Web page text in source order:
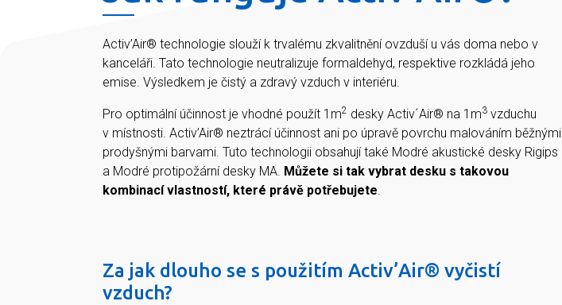
Activ’Air® technologie slouží k trvalému zkvalitnění ovzduší u vás doma nebo v
kanceláři. Tato technologie neutralizuje formaldehyd, respektive rozkládá jeho
emise. Výsledkem je čistý a zdravý vzduch v interiéru.
Pro optimální účinnost je vhodné použít 1m2 desky Activ´Air® na 1m3vzduchu
v místnosti. Activ’Air® neztrácí účinnost ani po úpravě povrchu malováním běžnými
prodyšnými barvami. Tuto technologii obsahují také Modré akustické desky Rigips
a Modré protipožární desky MA. Můžete si tak vybrat desku s takovou
kombinací vlastností, které právě potřebujete.
Za jak dlouho se s použitím Activ’Air® vyčistí
vzduch?